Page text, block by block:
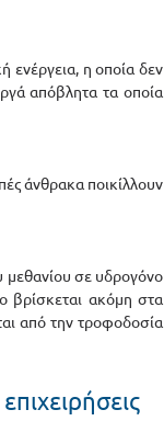
ενέργεια, η οποία δεν
απόβλητα τα οποία
άνθρακα ποικίλλουν
μεθανίου σε υδρογόνο
βρίσκεται ακόμη στα
από την τροφοδοσία